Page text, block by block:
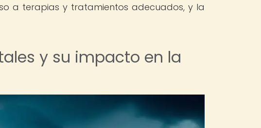
a terapias y tratamientos adecuados, y la
y su impacto en la